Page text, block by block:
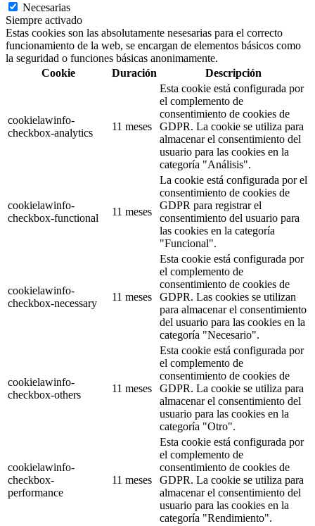
Necesarias
Siempre activado
Estas cookies son las absolutamente nesesarias para el correcto
funcionamiento de la web, se encargan de elementos básicos como
la seguridad o funciones básicas anonimamente.
Cookie
Duración Descripción
cookielawinfo-
checkbox-analytics
11 meses
Esta cookie está configurada por
el complemento de
consentimiento de cookies de
GDPR. La cookie se utiliza para
almacenar el consentimiento del
usuario para las cookies en la
categoría "Análisis".
cookielawinfo-
checkbox-functional
11 meses
La cookie está configurada por el
consentimiento de cookies de
GDPR para registrar el
consentimiento del usuario para
las cookies en la categoría
"Funcional".
cookielawinfo-
checkbox-necessary
11 meses
Esta cookie está configurada por
el complemento de
consentimiento de cookies de
GDPR. Las cookies se utilizan
para almacenar el consentimiento
del usuario para las cookies en la
categoría "Necesario".
cookielawinfo-
checkbox-others
11 meses
Esta cookie está configurada por
el complemento de
consentimiento de cookies de
GDPR. La cookie se utiliza para
almacenar el consentimiento del
usuario para las cookies en la
categoría "Otro".
cookielawinfo-
checkbox-
performance
11 meses
Esta cookie está configurada por
el complemento de
consentimiento de cookies de
GDPR. La cookie se utiliza para
almacenar el consentimiento del
usuario para las cookies en la
categoría "Rendimiento".